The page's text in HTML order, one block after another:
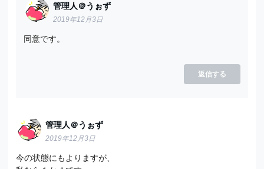
管理人＠うぉず
2019年12月3日
同意です。
返信する
管理人＠うぉず
2019年12月3日
今の状態にもよりますが、